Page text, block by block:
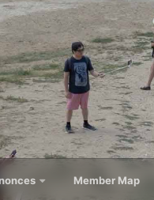
Member Map